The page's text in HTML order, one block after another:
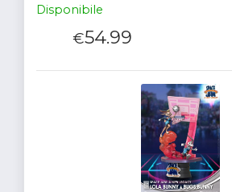
Disponibile
€54.99